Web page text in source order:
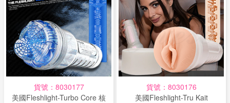
話
訊
發
貨號：8030177
美國Fleshlight-Turbo Core 核
貨號：8030176
美國Fleshlight-Tru Kait